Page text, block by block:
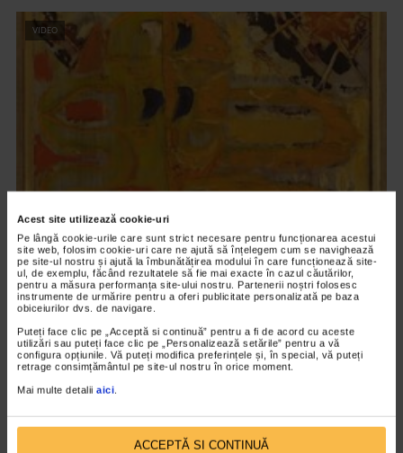
Acest site utilizează cookie-uri
Pe lângă cookie-urile care sunt strict necesare pentru funcționarea acestui
site web, folosim cookie-uri care ne ajută să înțelegem cum se navighează
pe site-ul nostru și ajută la îmbunătățirea modului în care funcționează site-
ul, de exemplu, făcând rezultatele să fie mai exacte în cazul căutărilor,
pentru a măsura performanța site-ului nostru. Partenerii noștri folosesc
instrumente de urmărire pentru a oferi publicitate personalizată pe baza
obiceiurilor dvs. de navigare.
Puteți face clic pe „Acceptă si continuă” pentru a fi de acord cu aceste
utilizări sau puteți face clic pe „Personalizează setările” pentru a vă
configura opțiunile. Vă puteți modifica preferințele și, în special, vă puteți
retrage consimțământul pe site-ul nostru în orice moment.
Mai multe detalii aici
ACCEPTĂ SI CONTINUĂ
VIDEO
CLIPA DE ARTA
Expoziția Alchimie – capitolul II
21 vizualizari
VIDEO